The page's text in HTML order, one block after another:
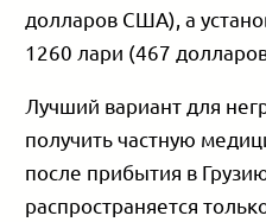
долларов США), а
1260 лари (467
Лучший вариант для
получить частную
после прибытия в
распространяется